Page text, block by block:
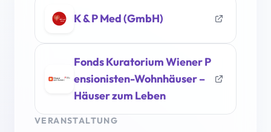
K & P Med (GmbH)
Fonds Kuratorium Wiener P
ensionisten-Wohnhäuser –
Häuser zum Leben
VERANSTALTUNG